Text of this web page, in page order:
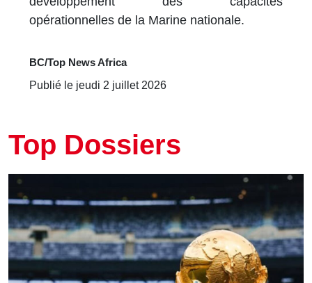
opérationnelles de la Marine nationale.
BC/Top News Africa
Publié le jeudi 2 juillet 2026
Top Dossiers